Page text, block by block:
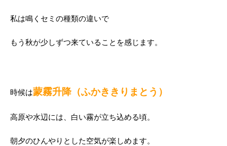
私は鳴くセミの種類の違いで
もう秋が少しずつ来ていることを感じます。
時候は蒙霧升降（ふかききりまとう）
高原や水辺には、白い霧が立ち込める頃。
朝夕のひんやりとした空気が楽しめます。